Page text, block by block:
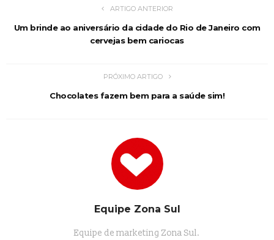
ARTIGO ANTERIOR
Um brinde ao aniversário da cidade do Rio de Janeiro com
cervejas bem cariocas
PRÓXIMO ARTIGO
Chocolates fazem bem para a saúde sim!
Equipe Zona Sul
Equipe de marketing Zona Sul.